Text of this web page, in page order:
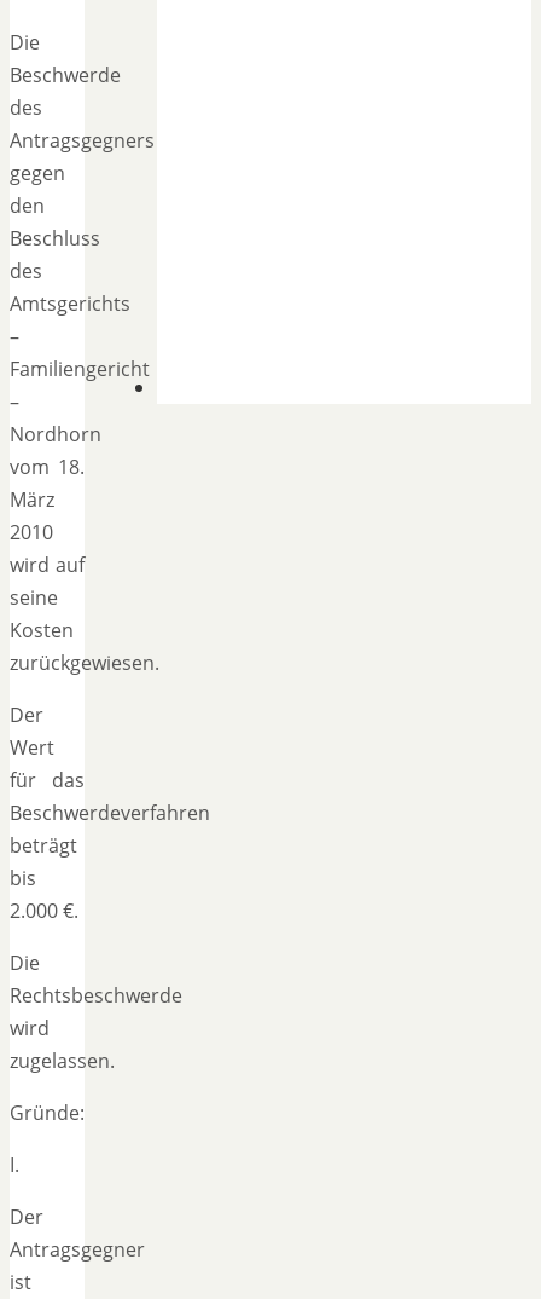
Die
Beschwerde
des
Antragsgegners
gegen
den
Beschluss
des
Amtsgerichts
–
Familiengericht
–
Nordhorn
vom 18.
März
2010
wird auf
seine
Kosten
zurückgewiesen.
Der
Wert
für das
Beschwerdeverfahren
beträgt
bis
2.000 €.
Die
Rechtsbeschwerde
wird
zugelassen.
Gründe:
I.
Der
Antragsgegner
ist